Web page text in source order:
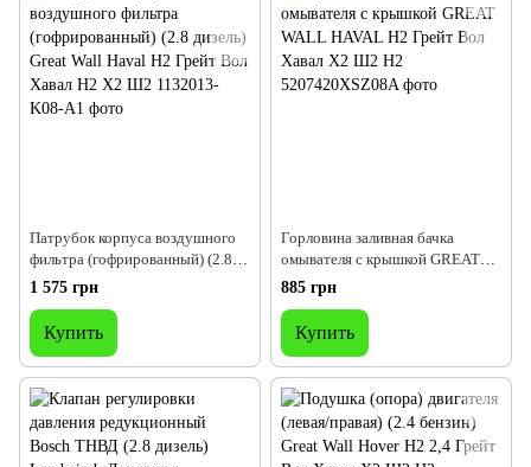
Патрубок корпуса воздушного
фильтра (гофрированный) (2.8
дизель) Great Wall Haval H2
Грейт Вол Хавал Н2 Х2 Ш2
1 575 грн
Купить
Горловина заливная бачка
омывателя с крышкой GREAT
WALL HAVAL H2 Грейт Вол
Хавал Х2 Ш2 Н2
885 грн
Купить